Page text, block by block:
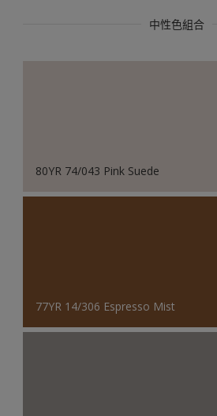
中性色組合
80YR 74/043 Pink Suede
77YR 14/306 Espresso Mist